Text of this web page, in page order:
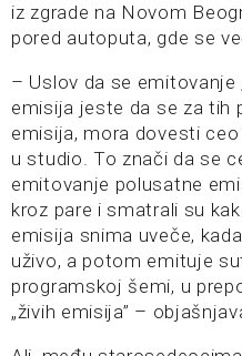
iz zgrade na Novom
pored autoputa, gde se
– Uslov da se emitovanje
emisija jeste da se za tih
emisija, mora dovesti
u studio. To znači da se
emitovanje polusatne
kroz pare i smatrali su
emisija snima uveče,
uživo, a potom emituje
programskoj šemi, u
„živih emisija” –